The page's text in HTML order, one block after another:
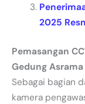
2025
Pemasangan
Gedung Asrama
Sebagai bagian
kamera